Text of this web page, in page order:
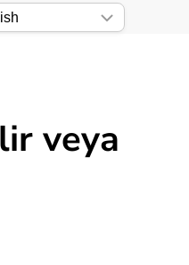
veya